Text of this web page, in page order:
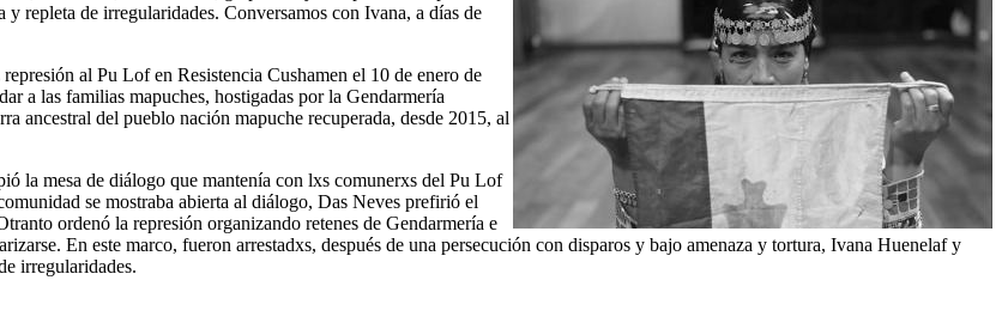
repleta de irregularidades. Conversamos con Ivana, a días de
al Pu Lof en Resistencia Cushamen el 10 de enero de
a las familias mapuches, hostigadas por la Gendarmería
ancestral del pueblo nación mapuche recuperada, desde 2015, al
la mesa de diálogo que mantenía con lxs comunerxs del Pu Lof
se mostraba abierta al diálogo, Das Neves prefirió el
ordenó la represión organizando retenes de Gendarmería e
En este marco, fueron arrestadxs, después de una persecución con disparos y bajo amenaza y tortura, Ivana Huenelaf y
irregularidades.